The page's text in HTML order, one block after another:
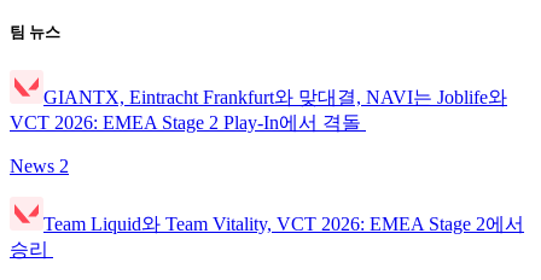
팀 뉴스
GIANTX, Eintracht Frankfurt와 맞대결, NAVI는 Joblife와
VCT 2026: EMEA Stage 2 Play-In에서 격돌
News 2
Team Liquid와 Team Vitality, VCT 2026: EMEA Stage 2에서
승리